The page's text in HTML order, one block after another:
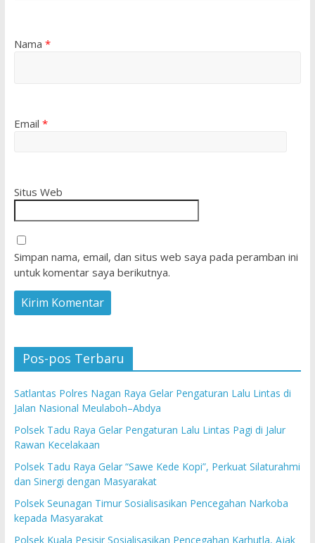
Nama *
Email *
Situs Web
Simpan nama, email, dan situs web saya pada peramban ini
untuk komentar saya berikutnya.
Pos-pos Terbaru
Satlantas Polres Nagan Raya Gelar Pengaturan Lalu Lintas di
Jalan Nasional Meulaboh–Abdya
Polsek Tadu Raya Gelar Pengaturan Lalu Lintas Pagi di Jalur
Rawan Kecelakaan
Polsek Tadu Raya Gelar “Sawe Kede Kopi”, Perkuat Silaturahmi
dan Sinergi dengan Masyarakat
Polsek Seunagan Timur Sosialisasikan Pencegahan Narkoba
kepada Masyarakat
Polsek Kuala Pesisir Sosialisasikan Pencegahan Karhutla, Ajak